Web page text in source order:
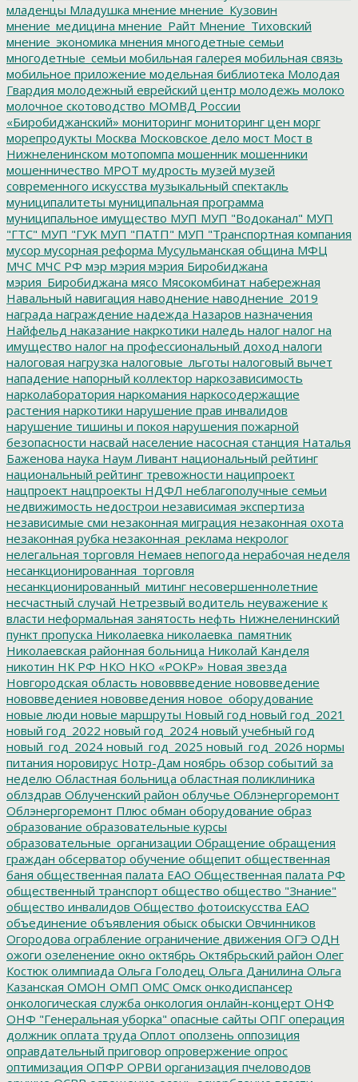
младенцы Младушка мнение мнение_Кузовин
мнение_медицина мнение_Райт Мнение_Тиховский
мнение_экономика мнения многодетные семьи
многодетные_семьи мобильная галерея мобильная связь
мобильное приложение модельная библиотека Молодая
Гвардия молодежный еврейский центр молодежь молоко
молочное скотоводство МОМВД России
«Биробиджанский» мониторинг мониторинг цен морг
морепродукты Москва Московское дело мост Мост в
Нижнеленинском мотопомпа мошенник мошенники
мошенничество МРОТ мудрость музей музей
современного искусства музыкальный спектакль
муниципалитеты муниципальная программа
муниципальное имущество МУП МУП "Водоканал" МУП
"ГТС" МУП "ГУК МУП "ПАТП" МУП "Транспортная компания
мусор мусорная реформа Мусульманская община МФЦ
МЧС МЧС РФ мэр мэрия мэрия Биробиджана
мэрия_Биробиджана мясо Мясокомбинат набережная
Навальный навигация наводнение наводнение_2019
награда награждение надежда Назаров назначения
Найфельд наказание накркотики наледь налог налог на
имущество налог на профессиональный доход налоги
налоговая нагрузка налоговые_льготы налоговый вычет
нападение напорный коллектор наркозависимость
нарколаборатория наркомания наркосодержащие
растения наркотики нарушение прав инвалидов
нарушение тишины и покоя нарушения пожарной
безопасности насвай население насосная станция Наталья
Баженова наука Наум Ливант национальный рейтинг
национальный рейтинг тревожности наципроект
нацпроект нацпроекты НДФЛ неблагополучные семьи
недвижимость недострои независимая экспертиза
независимые сми незаконная миграция незаконная охота
незаконная рубка незаконная_реклама некролог
нелегальная торговля Немаев непогода нерабочая неделя
несанкционированная_торговля
несанкционированный_митинг несовершеннолетние
несчастный случай Нетрезвый водитель неуважение к
власти неформальная занятость нефть Нижнеленинский
пункт пропуска Николаевка николаевка_памятник
Николаевская районная больница Николай Канделя
никотин НК РФ НКО НКО «РОКР» Новая звезда
Новгородская область нововвведение нововведение
нововведениея нововведения новое_оборудование
новые люди новые маршруты Новый год новый год_2021
новый год_2022 новый год_2024 новый учебный год
новый_год_2024 новый_год_2025 новый_год_2026 нормы
питания норовирус Нотр-Дам ноябрь обзор событий за
неделю Областная больница областная поликлиника
облздрав Облученский район облучье Облэнергоремонт
Облэнергоремонт Плюс обман оборудование образ
образование образовательные курсы
образовательные_организации Обращение обращения
граждан обсерватор обучение общепит общественная
баня общественная палата ЕАО Общественная палата РФ
общественный транспорт общество общество "Знание"
общество инвалидов Общество фотоискусства ЕАО
объединение объявления обыск обыски Овчинников
Огородова ограбление ограничение движения ОГЭ ОДН
ожоги озеленение окно октябрь Октябрьский район Олег
Костюк олимпиада Ольга Голодец Ольга Данилина Ольга
Казанская ОМОН ОМП ОМС Омск онкодиспансер
онкологическая служба онкология онлайн-концерт ОНФ
ОНФ "Генеральная уборка" опасные сайты ОПГ операция
должник оплата труда Оплот оползень оппозиция
оправдательный приговор опровержение опрос
оптимизация ОПФР ОРВИ организация пчеловодов